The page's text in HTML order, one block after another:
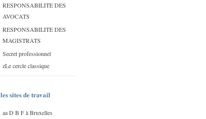
RESPONSABILITE DES
AVOCATS
RESPONSABILITE DES
MAGISTRATS
Secret professionnel
zLe cercle classique
les sites de travail
aa D B F à Bruxelles